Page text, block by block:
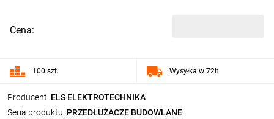
Producent: ELS ELEKTROTECHNIKA
Seria produktu: PRZEDŁUŻACZE BUDOWLANE
Cena:
100 szt. Wysyłka w 72h